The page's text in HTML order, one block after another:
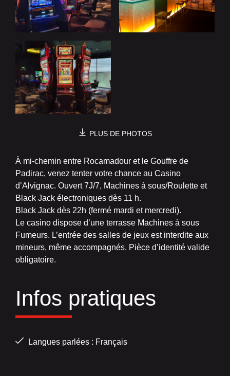
PLUS DE PHOTOS
À mi-chemin entre Rocamadour et le Gouffre de
Padirac, venez tenter votre chance au Casino
d’Alvignac. Ouvert 7J/7, Machines à sous/Roulette et
Black Jack électroniques dès 11 h.
Black Jack dès 22h (fermé mardi et mercredi).
Le casino dispose d’une terrasse Machines à sous
Fumeurs. L’entrée des salles de jeux est interdite aux
mineurs, même accompagnés. Pièce d’identité valide
obligatoire.
Infos pratiques
Langues parlées : Français